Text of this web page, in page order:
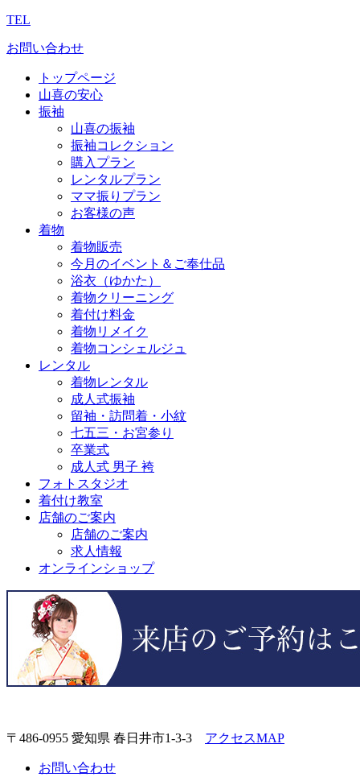
TEL
お問い合わせ
トップページ
山喜の安心
振袖
山喜の振袖
振袖コレクション
購入プラン
レンタルプラン
ママ振りプラン
お客様の声
着物
着物販売
今月のイベント＆ご奉仕品
浴衣（ゆかた）
着物クリーニング
着付け料金
着物リメイク
着物コンシェルジュ
レンタル
着物レンタル
成人式振袖
留袖・訪問着・小紋
七五三・お宮参り
卒業式
成人式 男子 袴
フォトスタジオ
着付け教室
店舗のご案内
店舗のご案内
求人情報
オンラインショップ
〒486-0955 愛知県 春日井市1-3-3 アクセスMAP
お問い合わせ